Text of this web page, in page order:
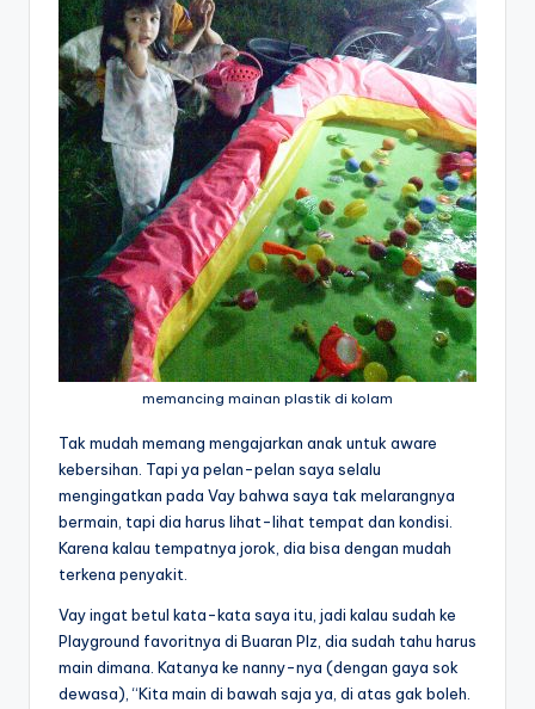
memancing mainan plastik di kolam
Tak mudah memang mengajarkan anak untuk aware
kebersihan. Tapi ya pelan-pelan saya selalu
mengingatkan pada Vay bahwa saya tak melarangnya
bermain, tapi dia harus lihat-lihat tempat dan kondisi.
Karena kalau tempatnya jorok, dia bisa dengan mudah
terkena penyakit.
Vay ingat betul kata-kata saya itu, jadi kalau sudah ke
Playground favoritnya di Buaran Plz, dia sudah tahu harus
main dimana. Katanya ke nanny-nya (dengan gaya sok
dewasa), “Kita main di bawah saja ya, di atas gak boleh.